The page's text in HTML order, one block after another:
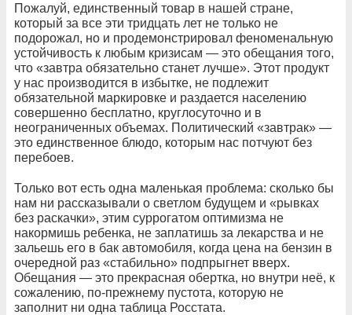
Пожалуй, единственный товар в нашей стране,
который за все эти тридцать лет не только не
подорожал, но и продемонстрировал феноменальную
устойчивость к любым кризисам — это обещания того,
что «завтра обязательно станет лучше». Этот продукт
у нас производится в избытке, не подлежит
обязательной маркировке и раздается населению
совершенно бесплатно, круглосуточно и в
неограниченных объемах. Политический «завтрак» —
это единственное блюдо, которым нас потчуют без
перебоев.
Только вот есть одна маленькая проблема: сколько бы
нам ни рассказывали о светлом будущем и «рывках
без раскачки», этим суррогатом оптимизма не
накормишь ребенка, не заплатишь за лекарства и не
зальешь его в бак автомобиля, когда цена на бензин в
очередной раз «стабильно» подпрыгнет вверх.
Обещания — это прекрасная обертка, но внутри неё, к
сожалению, по-прежнему пустота, которую не
заполнит ни одна таблица Росстата.